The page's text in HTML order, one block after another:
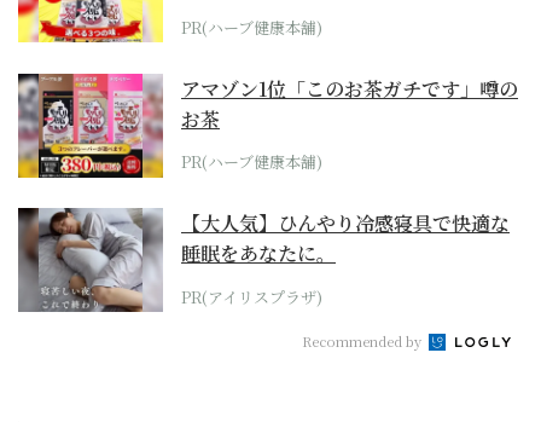
PR(ハーブ健康本舗)
アマゾン1位「このお茶ガチです」噂の
お茶
PR(ハーブ健康本舗)
【大人気】ひんやり冷感寝具で快適な
睡眠をあなたに。
PR(アイリスプラザ)
Recommended by